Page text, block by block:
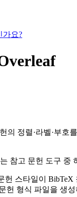
가요?
의 정렬·라벨·부호
참고 문헌 도구
스타일이
헌 형식 파일을 생